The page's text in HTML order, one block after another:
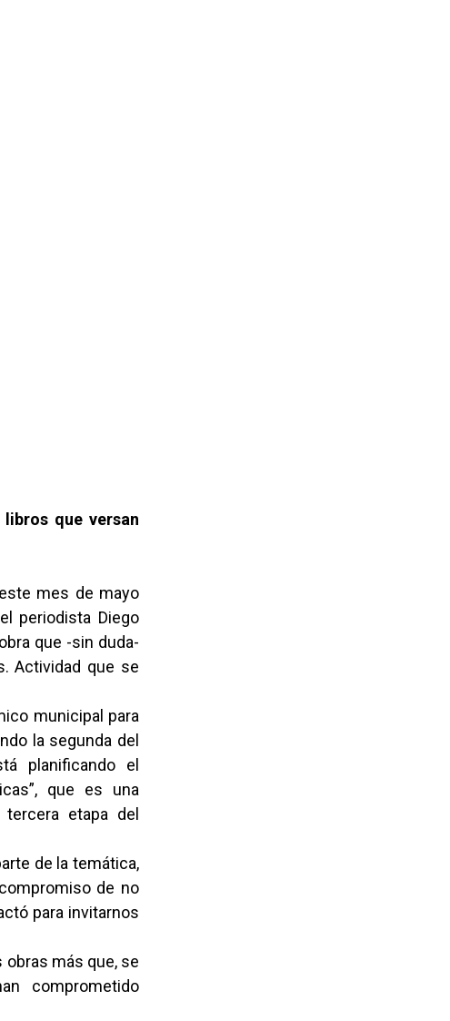
que versan
mes de mayo
periodista Diego
que -sin duda-
Actividad que se
municipal para
la segunda del
planificando el
que es una
etapa del
de la temática,
de no
para invitarnos
obras más que, se
comprometido